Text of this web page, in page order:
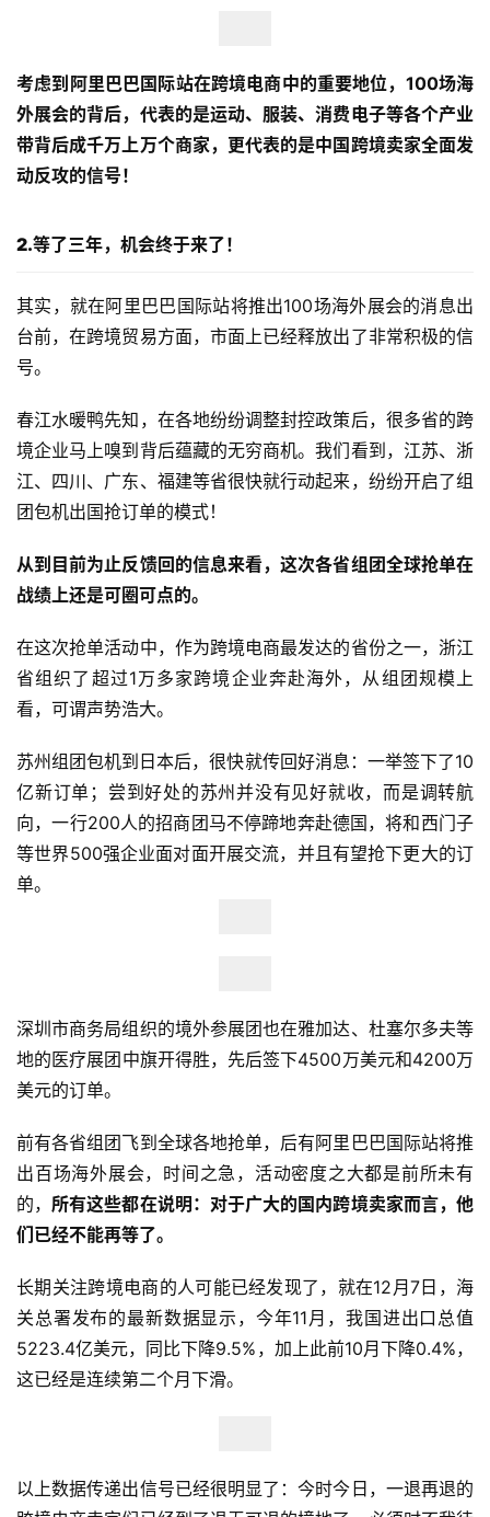
全
考虑到阿里巴巴国际站在跨境电商中的重要地位，100场海
外展会的背后，代表的是运动、服装、消费电子等各个产业
带背后成千万上万个商家，更代表的是中国跨境卖家全面发
动反攻的信号！
2.等了三年，机会终于来了！
其实，就在阿里巴巴国际站将推出100场海外展会的消息出
台前，在跨境贸易方面，市面上已经释放出了非常积极的信
号。
春江水暖鸭先知，在各地纷纷调整封控政策后，很多省的跨
境企业马上嗅到背后蕴藏的无穷商机。我们看到，江苏、浙
江、四川、广东、福建等省很快就行动起来，纷纷开启了组
团包机出国抢订单的模式！
从到目前为止反馈回的信息来看，这次各省组团全球抢单在
战绩上还是可圈可点的。
在这次抢单活动中，作为跨境电商最发达的省份之一，浙江
省组织了超过1万多家跨境企业奔赴海外，从组团规模上
看，可谓声势浩大。
苏州组团包机到日本后，很快就传回好消息：一举签下了10
亿新订单；尝到好处的苏州并没有见好就收，而是调转航
向，一行200人的招商团马不停蹄地奔赴德国，将和西门子
等世界500强企业面对面开展交流，并且有望抢下更大的订
单。
深圳市商务局组织的境外参展团也在雅加达、杜塞尔多夫等
地的医疗展团中旗开得胜，先后签下4500万美元和4200万
美元的订单。
前有各省组团飞到全球各地抢单，后有阿里巴巴国际站将推
出百场海外展会，时间之急，活动密度之大都是前所未有
的， 所有这些都在说明：对于广大的国内跨境卖家而言，他
们已经不能再等了。
长期关注跨境电商的人可能已经发现了，就在12月7日，海
关总署发布的最新数据显示，今年11月，我国进出口总值
5223.4亿美元，同比下降9.5%，加上此前10月下降0.4%，
这已经是连续第二个月下滑。
以上数据传递出信号已经很明显了：今时今日，一退再退的